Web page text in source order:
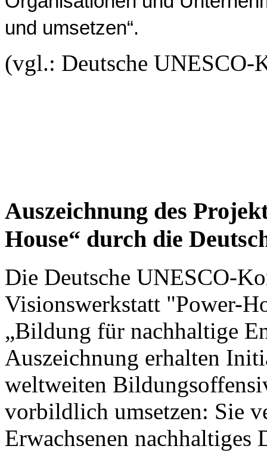
und umsetzen“.
(vgl.: Deutsche UNESCO-
Auszeichnung des
House“ durch die
Die Deutsche UNESCO-
Visionswerkstatt "Power-
„Bildung für nachhaltige
Auszeichnung erhalten
weltweiten
vorbildlich umsetzen: Sie
Erwachsenen nachhaltiges